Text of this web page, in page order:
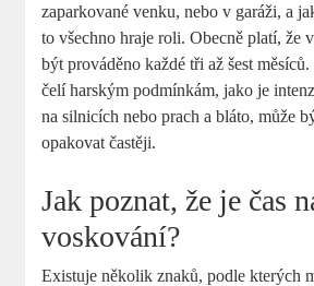
zaparkované venku,⁤ nebo v garáži, a
‌to všechno hraje roli. ‌Obecně platí, že⁢
být prováděno každé tři až šest
čelí harským podmínkám, jako je
na silnicích nebo prach ⁣a⁤ bláto, může
opakovat častěji.
Jak poznat, že je čas
voskování?
Existuje několik znaků, podle kterých